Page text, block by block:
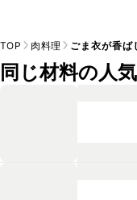
TOP 肉料理 ごま衣が香ば
同じ材料の人